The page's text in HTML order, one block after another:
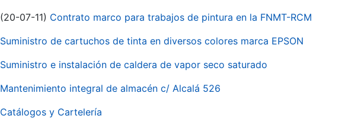
(20-07-11) Contrato marco para trabajos de pintura en la FNMT-RCM
Suministro de cartuchos de tinta en diversos colores marca EPSON
Suministro e instalación de caldera de vapor seco saturado
Mantenimiento integral de almacén c/ Alcalá 526
Catálogos y Cartelería